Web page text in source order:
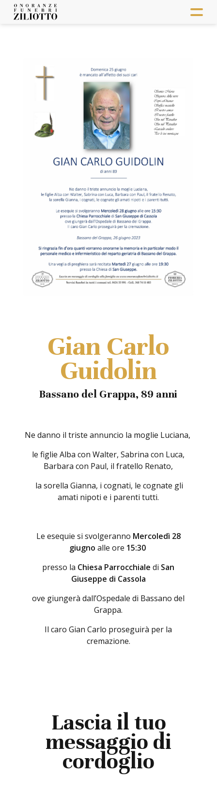
Gian Carlo
Guidolin
Bassano del Grappa, 89 anni
Ne danno il triste annuncio la moglie Luciana,
le figlie Alba con Walter, Sabrina con Luca,
Barbara con Paul, il fratello Renato,
la sorella Gianna, i cognati, le cognate gli
amati nipoti e i parenti tutti.
Le esequie si svolgeranno Mercoledì 28
giugno alle ore 15:30
presso la Chiesa Parrocchialedi San
Giuseppe di Cassola
ove giungerà dall’Ospedale di Bassano del
Grappa.
Il caro Gian Carlo proseguirà per la
cremazione.
Lascia il tuo
messaggio di
cordoglio